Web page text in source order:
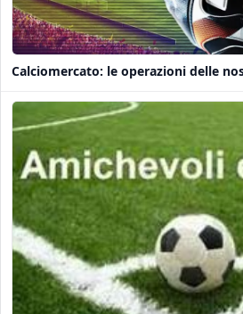
Calciomercato: le operazioni delle